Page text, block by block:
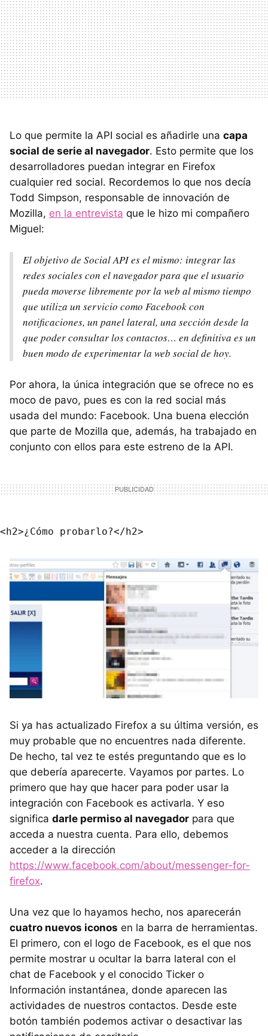
Lo que permite la API social es añadirle una capa
social de serie al navegador. Esto permite que los
desarrolladores puedan integrar en Firefox
cualquier red social. Recordemos lo que nos decía
Todd Simpson, responsable de innovación de
Mozilla, en la entrevista que le hizo mi compañero
Miguel:
El objetivo de SocialAPIes el mismo: integrar las
redes sociales con el navegador para que el usuario
pueda moverse libremente por la web al mismo tiempo
que utiliza un servicio como Facebook con
notificaciones, un panel lateral, una sección desde la
que poder consultar los contactos… en definitiva es un
buen modo de experimentar la web social de hoy.
Por ahora, la única integración que se ofrece no es
moco de pavo, pues es con la red social más
usada del mundo: Facebook. Una buena elección
que parte de Mozilla que, además, ha trabajado en
conjunto con ellos para este estreno de la API.
Si ya has actualizado Firefox a su última versión, es
muy probable que no encuentres nada diferente.
De hecho, tal vez te estés preguntando que es lo
que debería aparecerte. Vayamos por partes. Lo
primero que hay que hacer para poder usar la
integración con Facebook es activarla. Y eso
significa darle permiso al navegador para que
acceda a nuestra cuenta. Para ello, debemos
acceder a la dirección
https://www.facebook.com/about/messenger-for-
firefox.
Una vez que lo hayamos hecho, nos aparecerán
cuatro nuevos iconos en la barra de herramientas.
El primero, con el logo de Facebook, es el que nos
permite mostrar u ocultar la barra lateral con el
chat de Facebook y el conocido Ticker o
Información instantánea, donde aparecen las
actividades de nuestros contactos. Desde este
botón también podemos activar o desactivar las